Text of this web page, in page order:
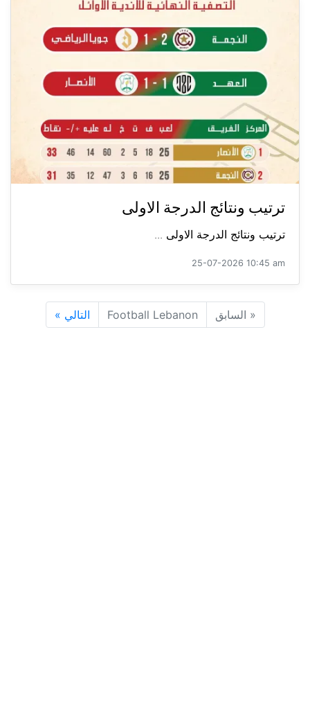
ترتيب ونتائج الدرجة الاولى
ترتيب ونتائج الدرجة الاولى ...
25-07-2026 10:45 am
« السابق Football Lebanon التالي »